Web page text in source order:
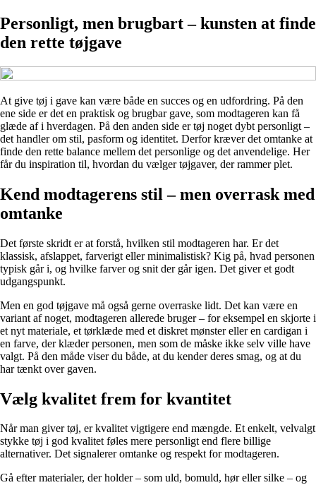
Personligt, men brugbart – kunsten at finde
den rette tøjgave
At give tøj i gave kan være både en succes og en udfordring. På den
ene side er det en praktisk og brugbar gave, som modtageren kan få
glæde af i hverdagen. På den anden side er tøj noget dybt personligt –
det handler om stil, pasform og identitet. Derfor kræver det omtanke at
finde den rette balance mellem det personlige og det anvendelige. Her
får du inspiration til, hvordan du vælger tøjgaver, der rammer plet.
Kend modtagerens stil – men overrask med
omtanke
Det første skridt er at forstå, hvilken stil modtageren har. Er det
klassisk, afslappet, farverigt eller minimalistisk? Kig på, hvad personen
typisk går i, og hvilke farver og snit der går igen. Det giver et godt
udgangspunkt.
Men en god tøjgave må også gerne overraske lidt. Det kan være en
variant af noget, modtageren allerede bruger – for eksempel en skjorte i
et nyt materiale, et tørklæde med et diskret mønster eller en cardigan i
en farve, der klæder personen, men som de måske ikke selv ville have
valgt. På den måde viser du både, at du kender deres smag, og at du
har tænkt over gaven.
Vælg kvalitet frem for kvantitet
Når man giver tøj, er kvalitet vigtigere end mængde. Et enkelt, velvalgt
stykke tøj i god kvalitet føles mere personligt end flere billige
alternativer. Det signalerer omtanke og respekt for modtageren.
Gå efter materialer, der holder – som uld, bomuld, hør eller silke – og